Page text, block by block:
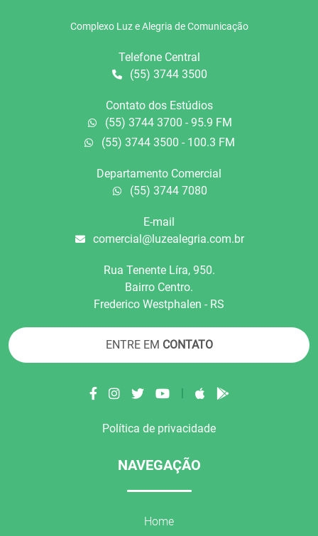
Complexo Luz e Alegria de Comunicação
Telefone Central
(55) 3744 3500
Contato dos Estúdios
(55) 3744 3700 - 95.9 FM
(55) 3744 3500 - 100.3 FM
Departamento Comercial
(55) 3744 7080
E-mail
comercial@luzealegria.com.br
Rua Tenente Líra, 950.
Bairro Centro.
Frederico Westphalen - RS
ENTRE EM CONTATO
|
Política de privacidade
NAVEGAÇÃO
Home